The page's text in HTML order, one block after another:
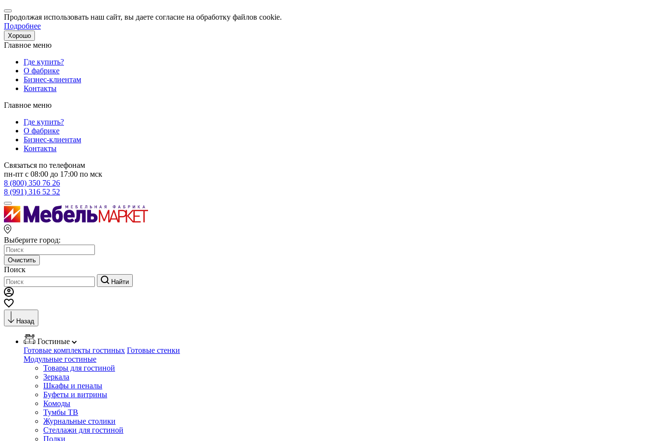
Продолжая использовать наш сайт, вы даете согласие на обработку файлов cookie.
Подробнее
Хорошо
Главное меню
Где купить?
О фабрике
Бизнес-клиентам
Контакты
Главное меню
Где купить?
О фабрике
Бизнес-клиентам
Контакты
Связаться по телефонам
пн-пт с 08:00 до 17:00 по мск
8 (800) 350 76 26
8 (991) 316 52 52
Выберите город:
Очистить
Поиск
Найти
Назад
Гостиные
Готовые комплекты гостиных Готовые стенки
Модульные гостиные
Товары для гостиной
Зеркала
Шкафы и пеналы
Буфеты и витрины
Комоды
Тумбы ТВ
Журнальные столики
Стеллажи для гостиной
Полки